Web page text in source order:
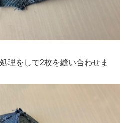
理をして2枚を縫い合わせま